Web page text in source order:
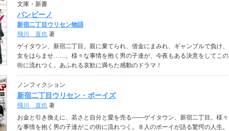
文庫・新書
バンビーノ
新宿二丁目ウリセン物語
飛川 直也 著
ゲイタウン、新宿二丁目。親に棄てられ、借金にまみれ、ギャンブルで負け、
女をはらませ……。様々な事情を抱く男の子達が、今夜もある決意をしてこの
街に流れつく。あふれる哀歓に満ちた感動のドラマ！
ノンフィクション
新宿二丁目ウリセン・ボーイズ
飛川 直也 著
お金と引き換えに、若さと自分と愛を売る――ゲイタウン、新宿二丁目。様々
な事情を抱く男の子達がこの街に流れつく。８人のボーイが語る驚愕の人生。